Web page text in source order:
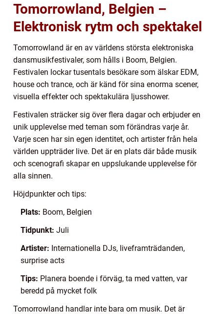
Tomorrowland, Belgien –
Elektronisk rytm och spektakel
Tomorrowland är en av världens största elektroniska
dansmusikfestivaler, som hålls i Boom, Belgien.
Festivalen lockar tusentals besökare som älskar EDM,
house och trance, och är känd för sina enorma scener,
visuella effekter och spektakulära ljusshower.
Festivalen sträcker sig över flera dagar och erbjuder en
unik upplevelse med teman som förändras varje år.
Varje scen har sin egen identitet, och artister från hela
världen uppträder live. Det är en plats där både musik
och scenografi skapar en uppslukande upplevelse för
alla sinnen.
Höjdpunkter och tips:
Plats: Boom, Belgien
Tidpunkt: Juli
Artister: Internationella DJs, liveframträdanden,
surprise acts
Tips: Planera boende i förväg, ta med vatten, var
beredd på mycket folk
Tomorrowland handlar inte bara om musik. Det är